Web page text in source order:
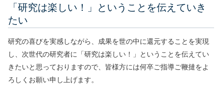
「研究は楽しい！」ということを伝えていき
たい
研究の喜びを実感しながら、成果を世の中に還元することを実現
し、次世代の研究者に「研究は楽しい！」ということを伝えてい
きたいと思っておりますので、皆様方には何卒ご指導ご鞭撻をよ
ろしくお願い申し上げます。